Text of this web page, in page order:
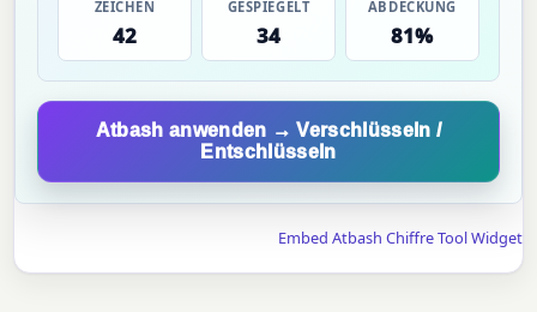
ZEICHEN
42
GESPIEGELT
34
ABDECKUNG
81%
Atbash anwenden → Verschlüsseln /
Entschlüsseln
Embed Atbash Chiffre Tool Widget